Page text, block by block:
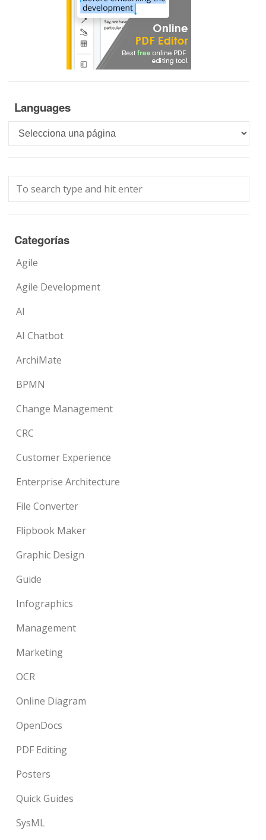
Languages
Languages
Categorías
Agile
Agile Development
AI
AI Chatbot
ArchiMate
BPMN
Change Management
CRC
Customer Experience
Enterprise Architecture
File Converter
Flipbook Maker
Graphic Design
Guide
Infographics
Management
Marketing
OCR
Online Diagram
OpenDocs
PDF Editing
Posters
Quick Guides
SysML